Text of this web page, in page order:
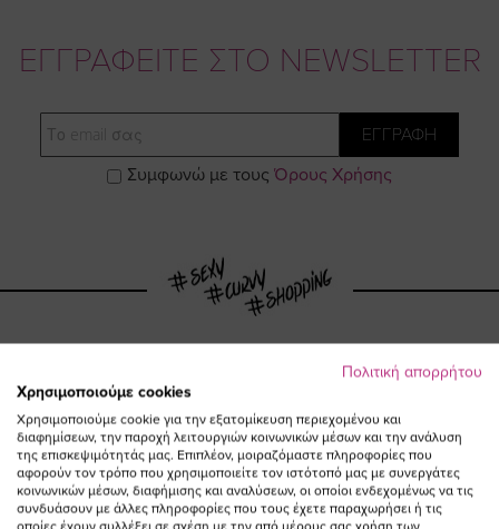
ΕΓΓΡΑΦΕΙΤΕ ΣΤΟ NEWSLETTER
Email
ΕΓΓΡΑΦΗ
Συμφωνώ με τους Όρους Χρήσης
Visit
https://
https://
Visit
https://
Visit
our
Πολιτική απορρήτου
Χρησιμοποιούμε cookies
Χρησιμοποιούμε cookie για την εξατομίκευση περιεχομένου και
διαφημίσεων, την παροχή λειτουργιών κοινωνικών μέσων και την ανάλυση
της επισκεψιμότητάς μας. Επιπλέον, μοιραζόμαστε πληροφορίες που
αφορούν τον τρόπο που χρησιμοποιείτε τον ιστότοπό μας με συνεργάτες
κοινωνικών μέσων, διαφήμισης και αναλύσεων, οι οποίοι ενδεχομένως να τις
συνδυάσουν με άλλες πληροφορίες που τους έχετε παραχωρήσει ή τις